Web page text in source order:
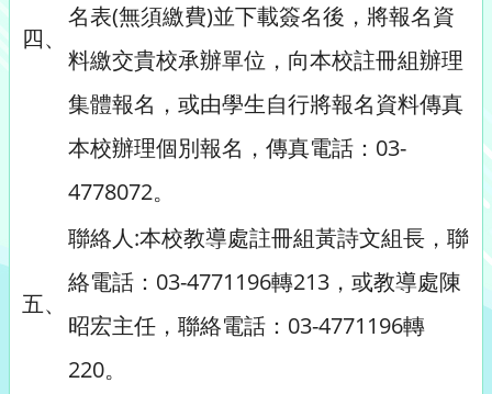
四、
名表(無須繳費)並下載簽名後，將報名資
料繳交貴校承辦單位，向本校註冊組辦理
集體報名，或由學生自行將報名資料傳真
本校辦理個別報名，傳真電話：03-
4778072。
五、
聯絡人:本校教導處註冊組黃詩文組長，聯
絡電話：03-4771196轉213，或教導處陳
昭宏主任，聯絡電話：03-4771196轉
220。